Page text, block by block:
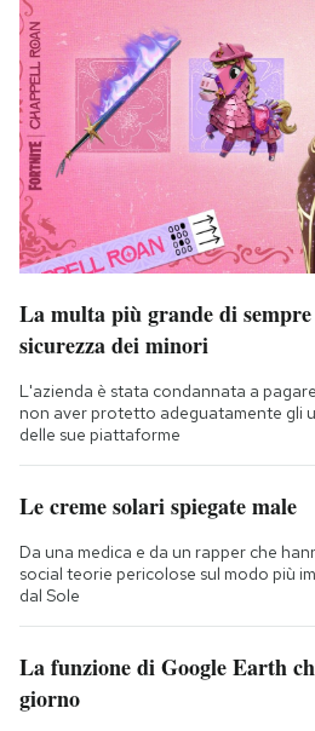
La multa più grande di
sicurezza dei minori
L'azienda è stata condannata a
non aver protetto adeguatamente gli
delle sue piattaforme
Le creme solari spiegate male
Da una medica e da un rapper che
social teorie pericolose sul modo più
dal Sole
La funzione di Google Earth
giorno